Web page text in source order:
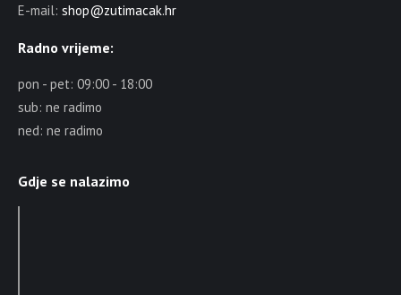
E-mail: shop@zutimacak.hr
Radno vrijeme:
pon - pet: 09:00 - 18:00
sub: ne radimo
ned: ne radimo
Gdje se nalazimo